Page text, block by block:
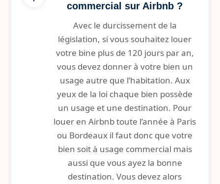
commercial sur Airbnb ?
Avec le durcissement de la
législation, si vous souhaitez louer
votre bine plus de 120 jours par an,
vous devez donner à votre bien un
usage autre que l’habitation. Aux
yeux de la loi chaque bien possède
un usage et une destination. Pour
louer en Airbnb toute l’année à Paris
ou Bordeaux il faut donc que votre
bien soit à usage commercial mais
aussi que vous ayez la bonne
destination. Vous devez alors